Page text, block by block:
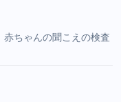
ちゃんの聞こえの検査